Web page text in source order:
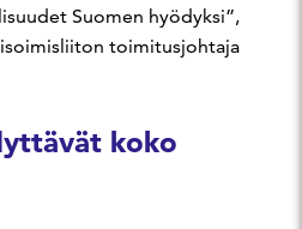
Suomen hyödyksi”,
toimitusjohtaja
koko